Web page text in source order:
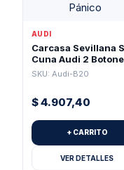
AUDI
Carcasa Sevillana
Cuna Audi 2
Pánico
SKU: Audi-B20
$4.907,40
+ CARRITO
VER DETALLES